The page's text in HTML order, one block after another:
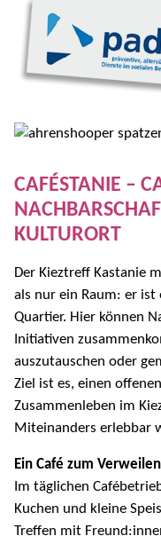
CAFÉSTANIE –
KULTURORT
Der Kieztreff Kastanie
als nur ein Raum: er
Quartier. Hier können
Initiativen
auszutauschen oder
Ziel ist es, einen
Zusammenleben im
Miteinanders erlebbar
Ein Café zum Verweilen
Im täglichen
Kuchen und kleine
Treffen mit